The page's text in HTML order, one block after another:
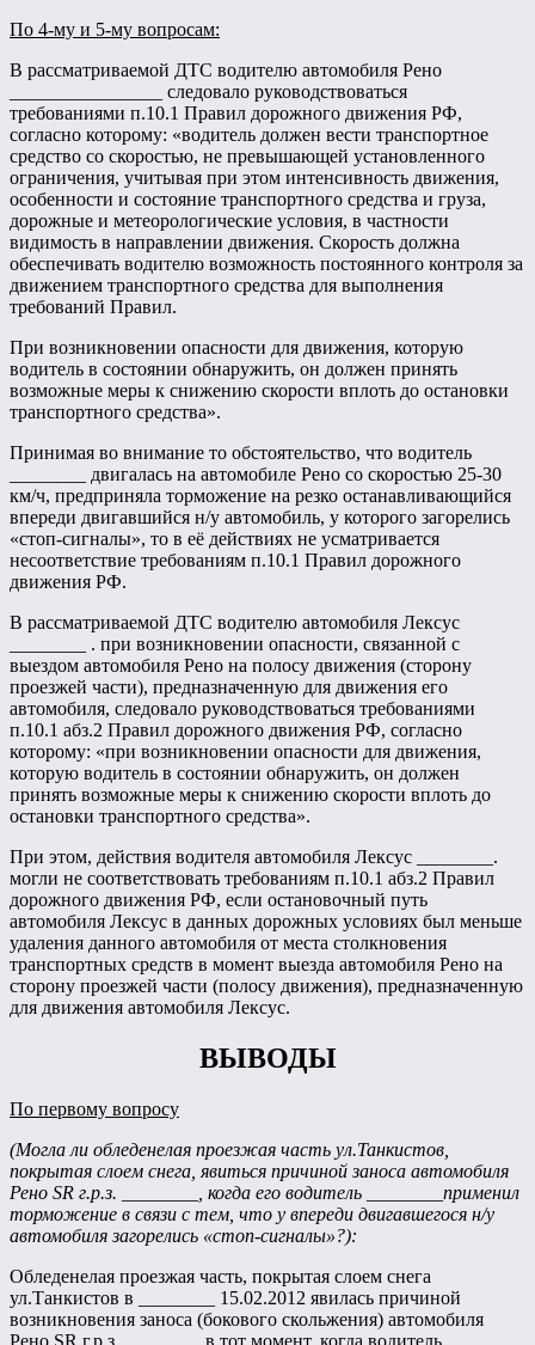
По 4-му и 5-му вопросам:
В рассматриваемой ДТС водителю автомобиля Рено
________________ следовало руководствоваться
требованиями п.10.1 Правил дорожного движения РФ,
согласно которому: «водитель должен вести транспортное
средство со скоростью, не превышающей установленного
ограничения, учитывая при этом интенсивность движения,
особенности и состояние транспортного средства и груза,
дорожные и метеорологические условия, в частности
видимость в направлении движения. Скорость должна
обеспечивать водителю возможность постоянного контроля за
движением транспортного средства для выполнения
требований Правил.
При возникновении опасности для движения, которую
водитель в состоянии обнаружить, он должен принять
возможные меры к снижению скорости вплоть до остановки
транспортного средства».
Принимая во внимание то обстоятельство, что водитель
________ двигалась на автомобиле Рено со скоростью 25-30
км/ч, предприняла торможение на резко останавливающийся
впереди двигавшийся н/у автомобиль, у которого загорелись
«стоп-сигналы», то в её действиях не усматривается
несоответствие требованиям п.10.1 Правил дорожного
движения РФ.
В рассматриваемой ДТС водителю автомобиля Лексус
________ . при возникновении опасности, связанной с
выездом автомобиля Рено на полосу движения (сторону
проезжей части), предназначенную для движения его
автомобиля, следовало руководствоваться требованиями
п.10.1 абз.2 Правил дорожного движения РФ, согласно
которому: «при возникновении опасности для движения,
которую водитель в состоянии обнаружить, он должен
принять возможные меры к снижению скорости вплоть до
остановки транспортного средства».
При этом, действия водителя автомобиля Лексус ________.
могли не соответствовать требованиям п.10.1 абз.2 Правил
дорожного движения РФ, если остановочный путь
автомобиля Лексус в данных дорожных условиях был меньше
удаления данного автомобиля от места столкновения
транспортных средств в момент выезда автомобиля Рено на
сторону проезжей части (полосу движения), предназначенную
для движения автомобиля Лексус.
ВЫВОДЫ
По первому вопросу
(Могла ли обледенелая проезжая часть ул.Танкистов,
покрытая слоем снега, явиться причиной заноса автомобиля
Рено SR г.р.з. ________, когда его водитель ________применил
торможение в связи с тем, что у впереди двигавшегося н/у
автомобиля загорелись «стоп-сигналы»?):
Обледенелая проезжая часть, покрытая слоем снега
ул.Танкистов в ________ 15.02.2012 явилась причиной
возникновения заноса (бокового скольжения) автомобиля
Рено SR г.р.з. ________ в тот момент, когда водитель ________